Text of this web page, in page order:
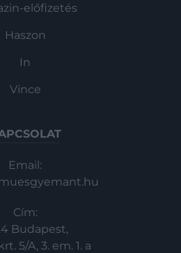
előfizetés
Haszon
In
Vince
Email:
Cím:
Budapest,
5/A, 3. em. 1. a